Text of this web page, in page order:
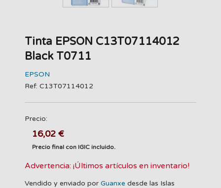
Tinta EPSON C13T07114012
Black T0711
EPSON
Ref: C13T07114012
Precio:
16,02 €
Precio final con IGIC incluido.
Advertencia: ¡Últimos artículos en inventario!
Vendido y enviado por Guanxe desde las Islas